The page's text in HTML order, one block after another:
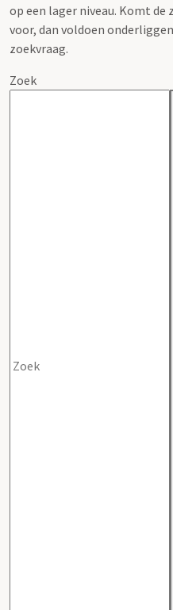
op een lager niveau. Komt
voor, dan voldoen
zoekvraag.
Zoek